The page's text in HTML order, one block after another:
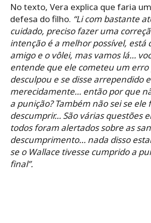
No texto, Vera explica que faria
defesa do filho. “Li com bastante
cuidado, preciso fazer uma
intenção é a melhor possível, está
amigo e o vôlei, mas vamos lá…
entende que ele cometeu um erro
desculpou e se disse arrependido
merecidamente… então por que
a punição? Também não sei se ele
descumprir… São várias questões
todos foram alertados sobre as
descumprimento… nada disso
se o Wallace tivesse cumprido a
final”.